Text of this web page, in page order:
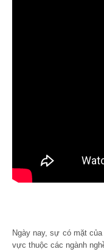
Ngày nay, sự có mặt
vực thuộc các ngành